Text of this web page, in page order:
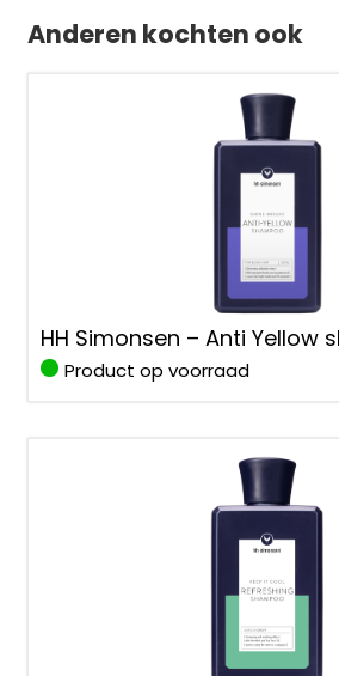
Anderen kochten ook
HH Simonsen – Anti Yellow
Product op voorraad